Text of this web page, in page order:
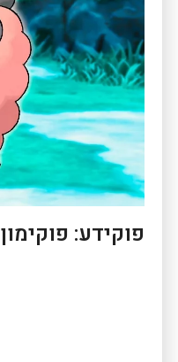
פוקידע: פוקימון 0412 – בורמי / Burmy